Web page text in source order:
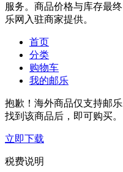
服务。商品价格与库存最
乐网入驻商家提供。
首页
分类
购物车
我的邮乐
抱歉！海外商品仅支持邮
找到该商品后，即可购买。
立即下载
税费说明